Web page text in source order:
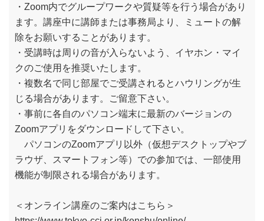
・Zoom内でグループワークや質疑等を行う場合があり
ます。講座中に講師または事務局より、ミュートの解
除をお願いすることがあります。
・受講時は周りの音が入らないよう、イヤホン・マイ
クのご使用を推奨いたします。
・複数名で同じ部屋でご受講されるとハウリングが生
じる場合があります。ご留意下さい。
・事前に各自のパソコン端末に最新のバージョンの
Zoomアプリをダウンロードして下さい。
パソコンのZoomアプリ以外（仮想デスクトップやブ
ラウザ、スマートフォン等）での参加では、一部使用
機能が制限される場合があります。
＜オンライン講座のご案内はこちら＞